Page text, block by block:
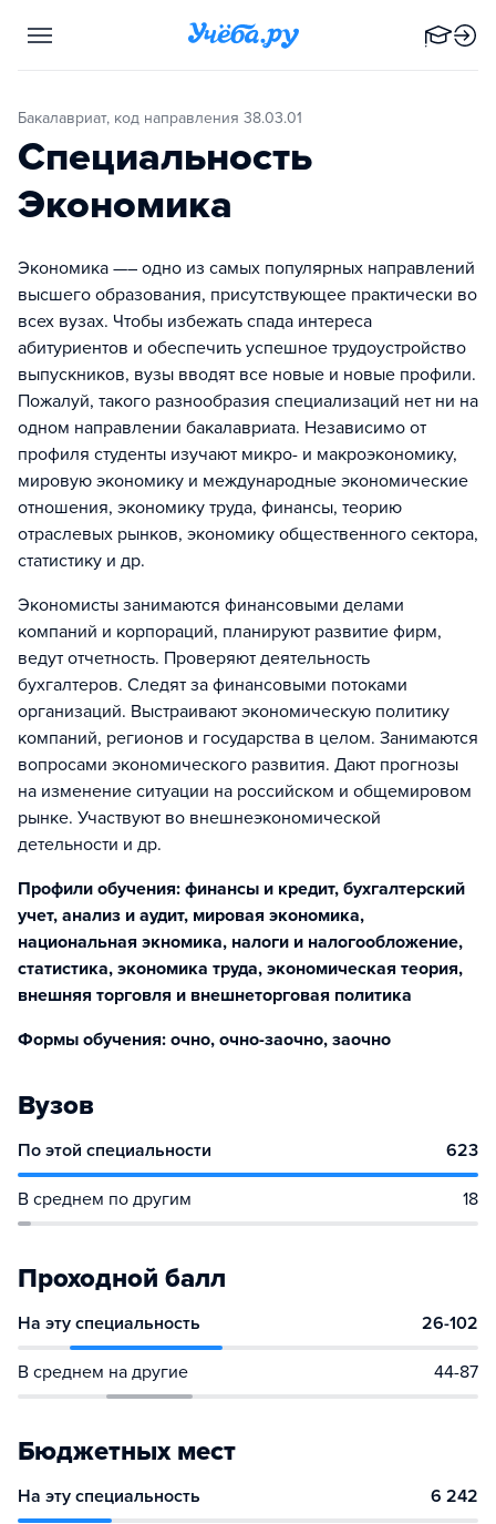
Бакалавриат, код направления 38.03.01
Специальность
Экономика
Экономика —– одно из самых популярных направлений
высшего образования, присутствующее практически во
всех вузах. Чтобы избежать спада интереса
абитуриентов и обеспечить успешное трудоустройство
выпускников, вузы вводят все новые и новые профили.
Пожалуй, такого разнообразия специализаций нет ни на
одном направлении бакалавриата. Независимо от
профиля студенты изучают микро- и макроэкономику,
мировую экономику и международные экономические
отношения, экономику труда, финансы, теорию
отраслевых рынков, экономику общественного сектора,
статистику и др.
Экономисты занимаются финансовыми делами
компаний и корпораций, планируют развитие фирм,
ведут отчетность. Проверяют деятельность
бухгалтеров. Следят за финансовыми потоками
организаций. Выстраивают экономическую политику
компаний, регионов и государства в целом. Занимаются
вопросами экономического развития. Дают прогнозы
на изменение ситуации на российском и общемировом
рынке. Участвуют во внешнеэкономической
детельности и др.
Профили обучения: финансы и кредит, бухгалтерский
учет, анализ и аудит, мировая экономика,
национальная экномика, налоги и налогообложение,
статистика, экономика труда, экономическая теория,
внешняя торговля и внешнеторговая политика
Формы обучения: очно, очно-заочно, заочно
Вузов
По этой специальности 623
В среднем по другим 18
Проходной балл
На эту специальность 26-102
В среднем на другие 44-87
Бюджетных мест
На эту специальность 6 242